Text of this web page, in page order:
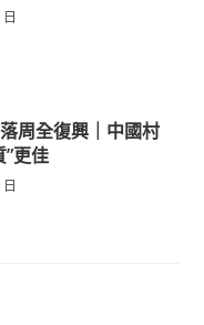
周全復興｜中國村
”更佳